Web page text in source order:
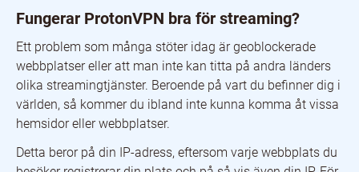
Är Proton tillförlitligt?
Fungerar ProtonVPN bra för streaming?
Ett problem som många stöter idag är geoblockerade
webbplatser eller att man inte kan titta på andra länders
olika streamingtjänster. Beroende på vart du befinner dig i
världen, så kommer du ibland inte kunna komma åt vissa
hemsidor eller webbplatser.
Detta beror på din IP-adress, eftersom varje webbplats du